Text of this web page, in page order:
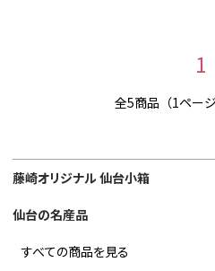
1
全5商品（1ペー
藤崎オリジナル 仙台小箱
仙台の名産品
すべての商品を見る